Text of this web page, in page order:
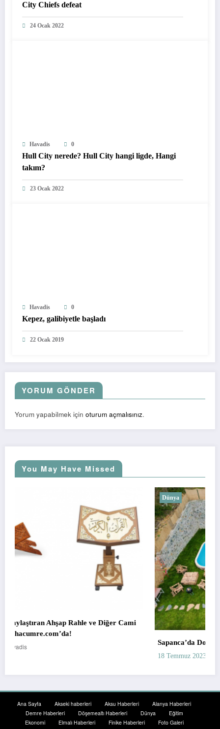
City Chiefs defeat
24 Ocak 2022
Havadis 0
Hull City nerede? Hull City hangi ligde, Hangi
takım?
23 Ocak 2022
Havadis 0
Kepez, galibiyetle başladı
22 Ocak 2019
YORUM GÖNDER
Yorum yapabilmek için oturum açmalısınız.
You May Have Missed
Cami
Sapanca’da Doğa ile İç İçe Bir Tatil: Bungalov Kirala
Ana Sayfa Akseki haberleri Aksu Haberleri
Alanya Haberleri
Demre Haberleri
Döşemealtı Haberleri Dünya
Eğitim
Ekonomi
Elmalı Haberleri Finike Haberleri Foto Galeri